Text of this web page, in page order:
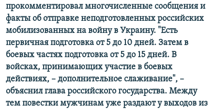
прокомментировал многочисленные сообщения и
факты об отправке неподготовленных российских
мобилизованных на войну в Украину. "Есть
первичная подготовка от 5 до 10 дней. Затем в
боевых частях подготовка от 5 до 15 дней. В
войсках, принимающих участие в боевых
действиях, – дополнительное слаживание", –
объяснил глава российского государства. Между
тем повестки мужчинам уже раздают у выходов из